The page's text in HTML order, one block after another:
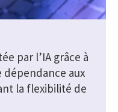
par l’IA grâce à
aux
la flexibilité de